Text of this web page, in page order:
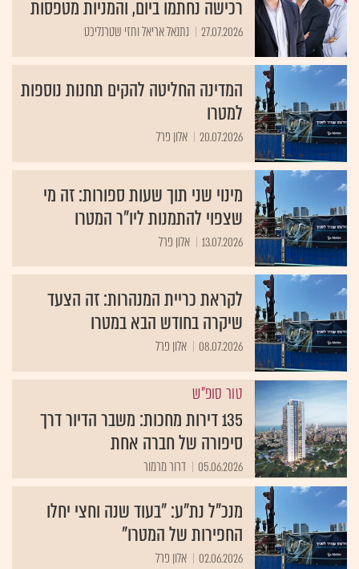
רכישה נחתמו ביום, והמניות מטפסות
27.07.2026 נתנאל אריאל וחזי שטרנליכט
המדינה החליטה להקים תחנות נוספות
למטרו
20.07.2026 אלון פרל
מינוי שני תוך שעות ספורות: זה מי
שצפוי להתמנות ליו"ר המטרו
13.07.2026 אלון פרל
לקראת כריית המנהרות: זה הצעד
שיקרה בחודש הבא במטרו
08.07.2026 אלון פרל
טור סופ"ש
135 דירות מחכות: משבר הדיור דרך
סיפורה של חברה אחת
05.06.2026 דרור מרמור
מנכ"ל נת"ע: "בעוד שנה וחצי יחלו
החפירות של המטרו"
02.06.2026 אלון פרל